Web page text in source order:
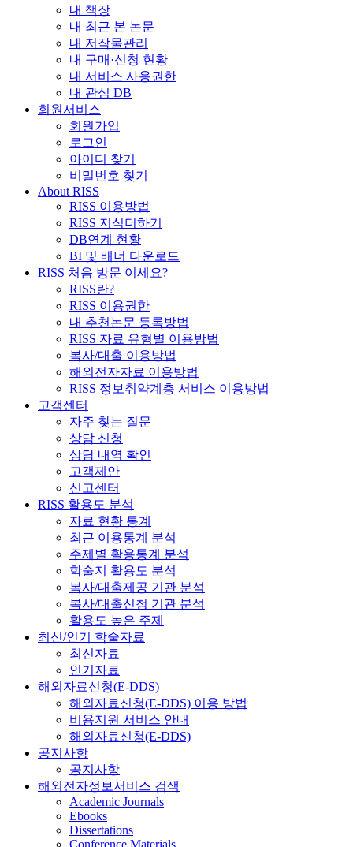
내 책장
내 최근 본 논문
내 저작물관리
내 구매·신청 현황
내 서비스 사용권한
내 관심 DB
회원서비스
회원가입
로그인
아이디 찾기
비밀번호 찾기
About RISS
RISS 이용방법
RISS 지식더하기
DB연계 현황
BI 및 배너 다운로드
RISS 처음 방문 이세요?
RISS란?
RISS 이용권한
내 추천논문 등록방법
RISS 자료 유형별 이용방법
복사/대출 이용방법
해외전자자료 이용방법
RISS 정보취약계층 서비스 이용방법
고객센터
자주 찾는 질문
상담 신청
상담 내역 확인
고객제안
신고센터
RISS 활용도 분석
자료 현황 통계
최근 이용통계 분석
주제별 활용통계 분석
학술지 활용도 분석
복사/대출제공 기관 분석
복사/대출신청 기관 분석
활용도 높은 주제
최신/인기 학술자료
최신자료
인기자료
해외자료신청(E-DDS)
해외자료신청(E-DDS) 이용 방법
비용지원 서비스 안내
해외자료신청(E-DDS)
공지사항
공지사항
해외전자정보서비스 검색
Academic Journals
Ebooks
Dissertations
Conference Materials